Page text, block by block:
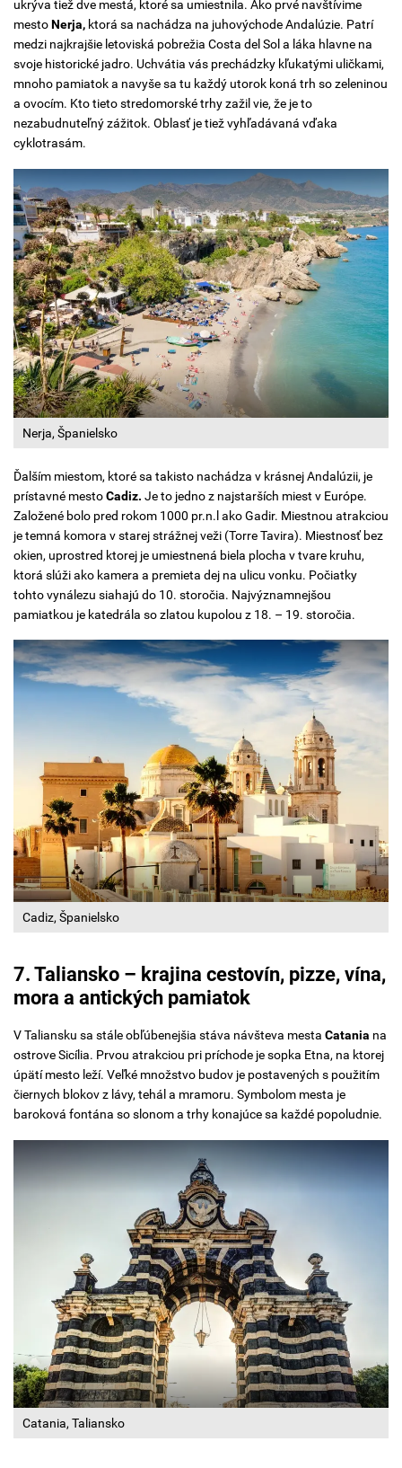
ukrýva tiež dve mestá, ktoré sa umiestnila. Ako prvé navštívime
mestoNerja, ktorá sa nachádza na juhovýchode Andalúzie. Patrí
medzi najkrajšie letoviská pobrežia Costa del Sol a láka hlavne na
svoje historické jadro. Uchvátia vás prechádzky kľukatými uličkami,
mnoho pamiatok a navyše sa tu každý utorok koná trh so zeleninou
a ovocím. Kto tieto stredomorské trhy zažil vie, že je to
nezabudnuteľný zážitok. Oblasť je tiež vyhľadávaná vďaka
cyklotrasám.
Nerja, Španielsko
Ďalším miestom, ktoré sa takisto nachádza v krásnej Andalúzii, je
prístavné mestoCadiz. Je to jedno z najstarších miest v Európe.
Založené bolo pred rokom 1000 pr.n.l ako Gadir. Miestnou atrakciou
je temná komora v starej strážnej veži (Torre Tavira). Miestnosť bez
okien, uprostred ktorej je umiestnená biela plocha v tvare kruhu,
ktorá slúži ako kamera a premieta dej na ulicu vonku. Počiatky
tohto vynálezu siahajú do 10. storočia. Najvýznamnejšou
pamiatkou je katedrála so zlatou kupolou z 18. – 19. storočia.
Cadiz, Španielsko
7. Taliansko – krajina cestovín, pizze, vína,
mora a antických pamiatok
V Taliansku sa stále obľúbenejšia stáva návšteva mesta Catania na
ostrove Sicília. Prvou atrakciou pri príchode je sopka Etna, na ktorej
úpätí mesto leží. Veľké množstvo budov je postavených s použitím
čiernych blokov z lávy, tehál a mramoru. Symbolom mesta je
baroková fontána so slonom a trhy konajúce sa každé popoludnie.
Catania, Taliansko